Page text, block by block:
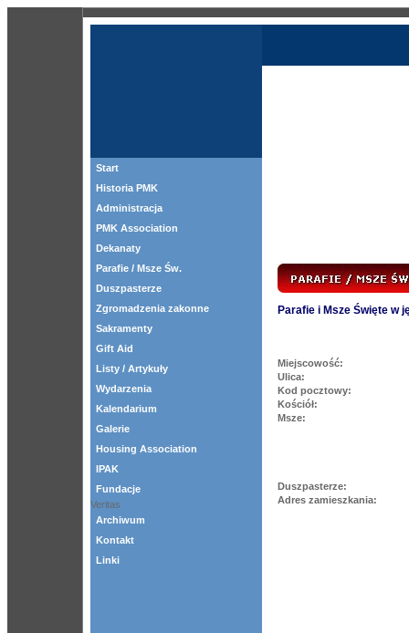
Start
Historia PMK
Administracja
PMK Association
Dekanaty
Parafie / Msze Św.
Duszpasterze
Zgromadzenia zakonne
Sakramenty
Gift Aid
Listy / Artykuły
Wydarzenia
Kalendarium
Galerie
Housing Association
IPAK
Fundacje
Veritas
Archiwum
Kontakt
Linki
Parafie i Msze Święte w
Miejscowość:
Ulica:
Kod pocztowy:
Kościół:
Msze:
Duszpasterze:
Adres zamieszkania: